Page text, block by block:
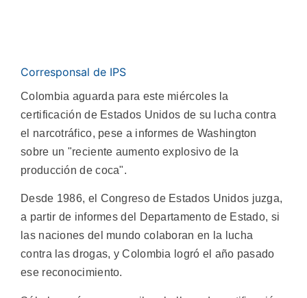
Corresponsal de IPS
Colombia aguarda para este miércoles la
certificación de Estados Unidos de su lucha contra
el narcotráfico, pese a informes de Washington
sobre un "reciente aumento explosivo de la
producción de coca".
Desde 1986, el Congreso de Estados Unidos juzga,
a partir de informes del Departamento de Estado, si
las naciones del mundo colaboran en la lucha
contra las drogas, y Colombia logró el año pasado
ese reconocimiento.